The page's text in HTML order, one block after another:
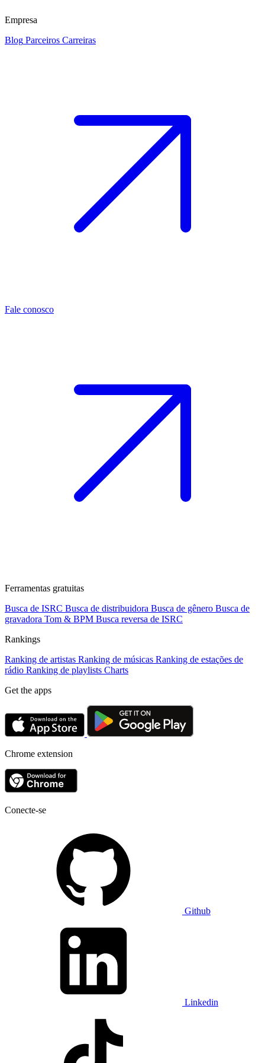
Empresa
Blog Parceiros Carreiras
Fale conosco
Ferramentas gratuitas
Busca de ISRC Busca de distribuidora Busca de gênero Busca de
gravadora Tom & BPM Busca reversa de ISRC
Rankings
Ranking de artistas Ranking de músicas Ranking de estações de
rádio Ranking de playlists Charts
Get the apps
Chrome extension
Conecte-se
Github
Linkedin